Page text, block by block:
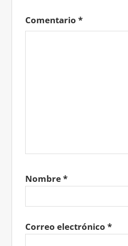
Comentario *
Nombre*
Correo electrónico *